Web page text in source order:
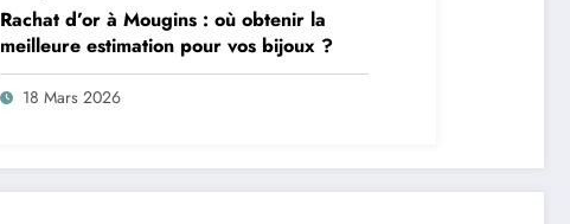
Rachat d’or à Mougins : où obtenir la
meilleure estimation pour vos bijoux ?
18 Mars 2026